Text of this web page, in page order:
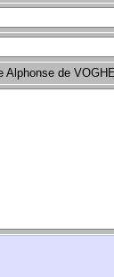
Alphonse de